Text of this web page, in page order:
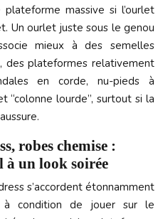
massive si l’ourlet
Un ourlet juste sous le genou
mieux à des semelles
des plateformes relativement
en corde, nu-pieds à
“colonne lourde”, surtout si la
robes chemise :
à un look soirée
s’accordent étonnamment
à condition de jouer sur le